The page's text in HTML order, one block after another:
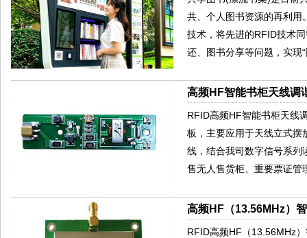
共、个人图书资源的再利用
技术，将先进的RFID技术
还、图书分享等问题，实现
高频HF智能书柜天线调
RFID高频HF智能书柜天线
板，主要应用于天线立式摆
线，结合我司数字信号系列
售无人售货柜、重要票证管
高频HF（13.56MHz）
RFID高频HF（13.56MHz